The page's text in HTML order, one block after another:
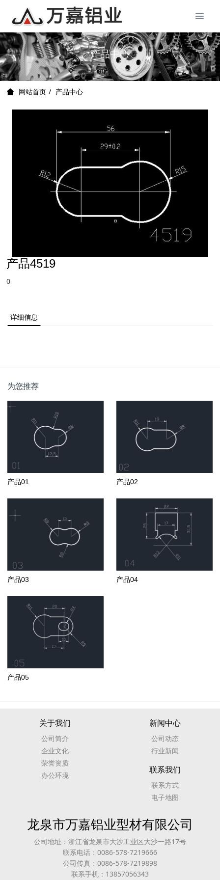
产品中心
网站首页 产品中心
产品4519
0
详细信息
为您推荐
产品01 产品02
产品03 产品04
产品05
关于我们
公司简介
企业文化
荣誉资质
办公环境
新闻中心
公司动态
行业新闻
联系我们
联系方式
电子地图
龙泉市万嘉铝业型材有限公司
公司地址：浙江省龙泉市大沙工业区大沙一路17号
联系电话：0086-578-7219666
公司传真：0086-578-7219898
联系手机：13857056343